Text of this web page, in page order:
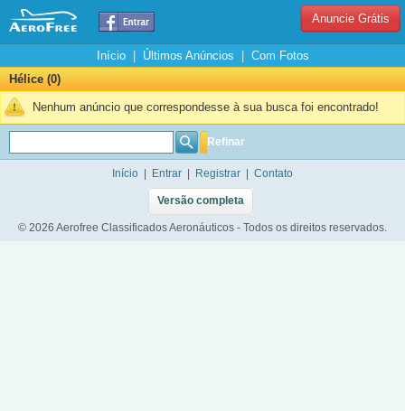
Anuncie Grátis
Início| Últimos Anúncios
Com Fotos
Hélice (0)
Nenhum anúncio que correspondesse à sua busca foi encontrado!
Refinar
Início Entrar Registrar Contato
Versão completa
© 2026 Aerofree Classificados Aeronáuticos - Todos os direitos reservados.